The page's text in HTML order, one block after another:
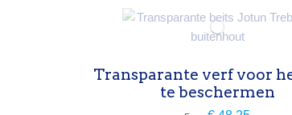
tegen U.V. Type → niet-filmvormende saturator
op waterbasis Droging → stofdroog
overschilderbaar...
Transparante verf voor
te beschermen